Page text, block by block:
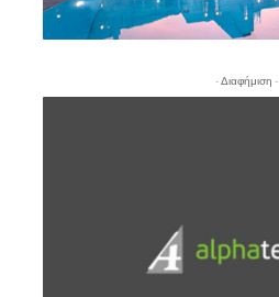
- Διαφήμιση -